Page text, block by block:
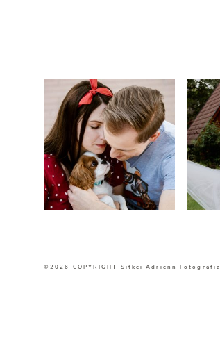
©2026 COPYRIGHT Sitkei Adrienn Fotográfia